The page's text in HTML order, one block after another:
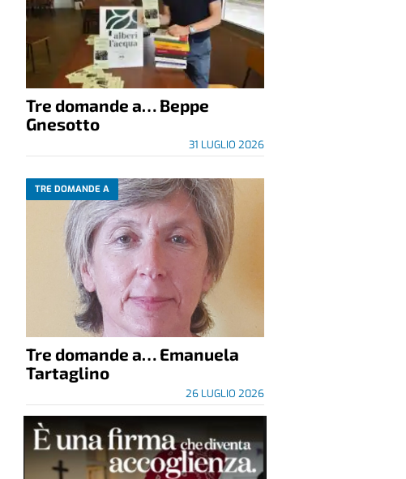
Tre domande a… Beppe
Gnesotto
31 LUGLIO 2026
TRE DOMANDE A
Tre domande a… Emanuela
Tartaglino
26 LUGLIO 2026